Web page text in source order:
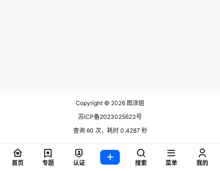
Copyright © 2026 图涂姐
苏ICP备2023025623号
查询 60 次，耗时 0.4287 秒
首页 专题 认证 搜索 菜单 我的